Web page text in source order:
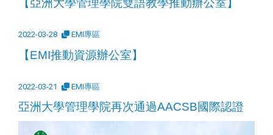
【亞洲大學管理學院雙語教學推動辦公室】
2022-03-28 EMI專區
【EMI推動資源辦公室】
2022-03-21 EMI專區
亞洲大學管理學院再次通過AACSB國際認證